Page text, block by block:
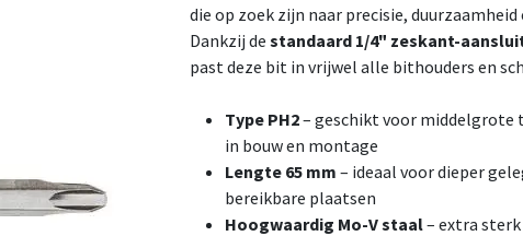
die op zoek zijn naar precisie,
Dankzij de standaard 1/4" zeskant-
past deze bit in vrijwel alle bithouders en
Type PH2– geschikt voor
in bouw en montage
Lengte 65 mm – ideaal voor dieper
bereikbare plaatsen
Hoogwaardig Mo-V staal– extra